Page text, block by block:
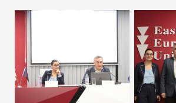
ᲙᲝᲜᲢᲐᲥᲢᲘ